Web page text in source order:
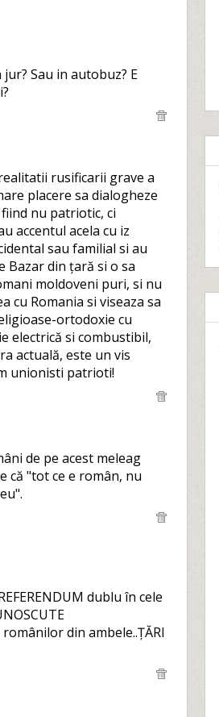
Sau in autobuz? E
rusificarii grave a
placere sa dialogheze
nu patriotic, ci
accentul acela cu iz
sau familial si au
Bazar din țară si o sa
moldoveni puri, si nu
cu Romania si viseaza sa
ortodoxie cu
electrică si combustibil,
actuală, este un vis
unionisti patrioti!
de pe acest meleag
că "tot ce e român, nu
dublu în cele
din ambele..ȚĂRI